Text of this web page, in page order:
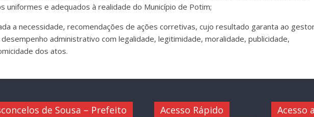
uniformes e adequados à realidade do Município de Potim;
a necessidade, recomendações de ações corretivas, cujo resultado garanta ao
administrativo com legalidade, legitimidade, moralidade, publicidade,
dos atos.
de Sousa – Prefeito Acesso Rápido Acesso